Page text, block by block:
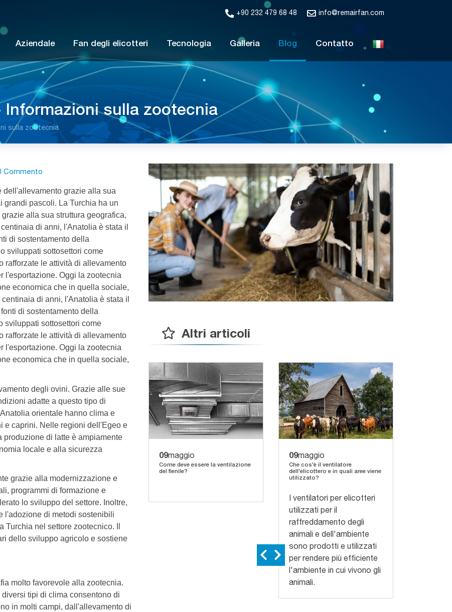
+90 232 479 68 48 info@remairfan.com
Aziendale Fan degli elicotteri Tecnologia Galleria Blog Contatto
sulla zootecnia
sulla zootecnia
Altri articoli
09maggio
Come deve essere la ventilazione
del fienile?
09maggio
Che cos'è il ventilatore
dell'elicottero e in quali aree viene
utilizzato?
I ventilatori per elicotteri
utilizzati per il
raffreddamento degli
animali e dell'ambiente
sono prodotti e utilizzati
per rendere più efficiente
l'ambiente in cui vivono gli
animali.
Commento
dell'allevamento grazie alla sua
grandi pascoli. La Turchia ha un
alla sua struttura geografica,
di anni, l'Anatolia è stata il
di sostentamento della
sviluppati sottosettori come
rafforzate le attività di allevamento
l'esportazione. Oggi la zootecnia
economica che in quella sociale,
di anni, l'Anatolia è stata il
di sostentamento della
sviluppati sottosettori come
rafforzate le attività di allevamento
l'esportazione. Oggi la zootecnia
economica che in quella sociale,
degli ovini. Grazie alle sue
adatte a questo tipo di
orientale hanno clima e
e caprini. Nelle regioni dell'Egeo e
di latte è ampiamente
locale e alla sicurezza
grazie alla modernizzazione e
programmi di formazione e
lo sviluppo del settore. Inoltre,
l'adozione di metodi sostenibili
nel settore zootecnico. Il
dello sviluppo agricolo e sostiene
molto favorevole alla zootecnia.
tipi di clima consentono di
in molti campi, dall'allevamento di